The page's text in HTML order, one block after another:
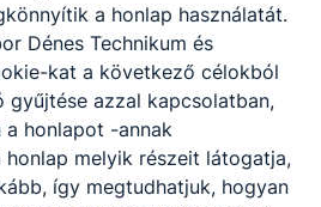
a honlap használatát.
Dénes Technikum és
kat a következő célokból
gyűjtése azzal kapcsolatban,
a honlapot -annak
honlap melyik részeit látogatja,
így megtudhatjuk, hogyan